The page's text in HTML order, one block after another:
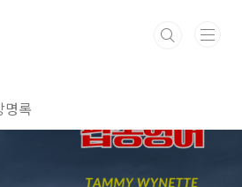
명록